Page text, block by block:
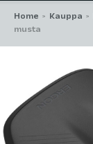
Home > Kauppa >
musta